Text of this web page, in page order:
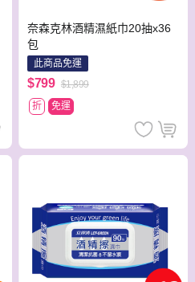
奈森克林酒精濕紙巾20抽x36
包
此商品免運
$799 $1,899
折
免運